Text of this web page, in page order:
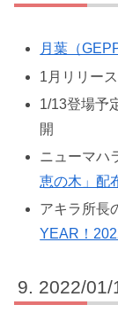
月葉（
1月リリー
1/13登場予
開
ニューマハ
恵の木」配
アキラ所長
YEAR！
2022/01/